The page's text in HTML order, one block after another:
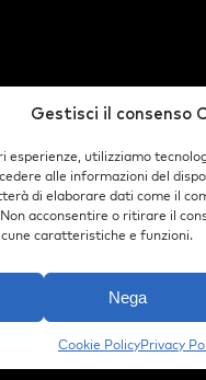
Gestisci il consenso
esperienze, utilizziamo
alle informazioni del
di elaborare dati come il
acconsentire o ritirare il
caratteristiche e funzioni.
Nega
Cookie PolicyPrivacy
Imprese
da parte della
Policy Aziendale AI